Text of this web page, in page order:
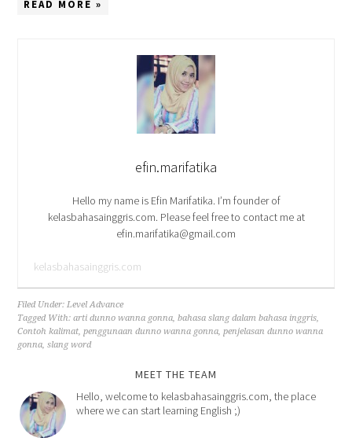
READ MORE »
efin.marifatika
Hello my name is Efin Marifatika. I’m founder of
kelasbahasainggris.com. Please feel free to contact me at
efin.marifatika@gmail.com
kelasbahasainggris.com
Filed Under:Level Advance
Tagged With:arti dunno wanna gonna,bahasa slang dalam bahasa inggris,
Contoh kalimat,penggunaan dunno wanna gonna,penjelasan dunno wanna
gonna,slang word
MEET THE TEAM
Hello, welcome to kelasbahasainggris.com, the place
where we can start learning English ;)